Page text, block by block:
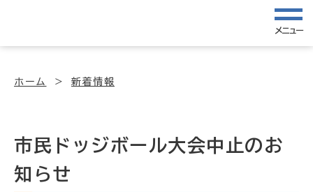
メニュー
ホーム 新着情報
市民ドッジボール大会中止のお
知らせ